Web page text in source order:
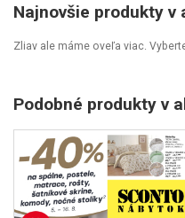
Najnovšie produkty v
Zliav ale máme oveľa viac.
Podobné produkty v